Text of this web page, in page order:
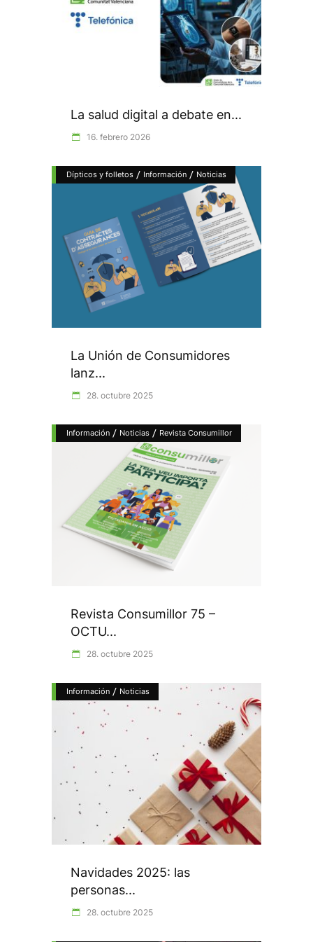
La salud digital a debate en...
16. febrero 2026
Dípticos y folletos / Información / Noticias
La Unión de Consumidores
lanz...
28. octubre 2025
Información / Noticias / Revista Consumillor
Revista Consumillor 75 –
OCTU...
28. octubre 2025
Información / Noticias
Navidades 2025: las
personas...
28. octubre 2025